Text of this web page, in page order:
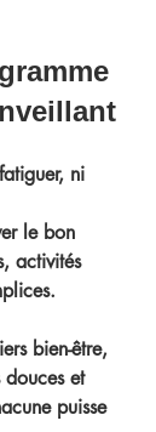
, ni
le bon
, activités
.
bien-être,
douces et
puisse